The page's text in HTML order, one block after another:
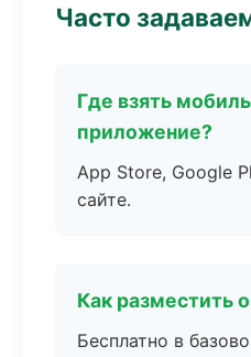
Часто
Где взять
приложение?
App Store, Google
сайте.
Как разместить
Бесплатно в